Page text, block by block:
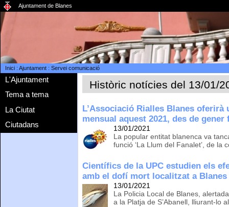
Ajuntament de Blanes
Inici: Ajuntament: Servei comunicació
L'Ajuntament
Tema a tema
La Ciutat
Ciutadans
Històric notícies del 13/01/
L’Associació Rialles Blanes
mensual aquest 2021, des de
13/01/2021
La popular entitat blanenca va
funció ‘La Llum del Fanalet’, de la
Científics de la UPC estudien els
amb el dofí mort localitzat a Blanes
13/01/2021
La Policia Local de Blanes,
a la Platja de S’Abanell, lliurant-lo